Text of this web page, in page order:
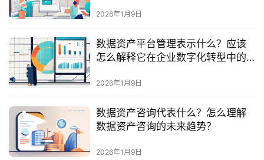
产
品
解
决
方
案
生
态
与
合
2026年1月9日
数据资产平台管理表示什么？应该
怎么解释它在企业数字化转型中的
2026年1月9日
数据资产咨询代表什么？怎么理解
数据资产咨询的未来趋势？
2026年1月9日